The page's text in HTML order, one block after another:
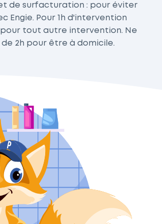
de surfacturation : pour éviter
Engie. Pour 1h d'intervention
tout autre intervention. Ne
2h pour être à domicile.